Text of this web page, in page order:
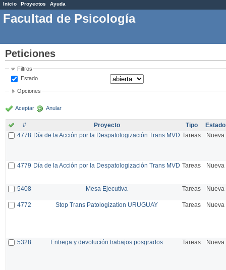
Inicio Proyectos Ayuda
Facultad de Psicología
Peticiones
Filtros
Estado
Opciones
Aceptar Anular
# Proyecto Tipo
Estado
4778 Día de la Acción por la Despatologización Trans MVD Tareas Nueva
4779 Día de la Acción por la Despatologización Trans MVD Tareas Nueva
5408 Mesa Ejecutiva Tareas Nueva
4772 Stop Trans Patologization URUGUAY Tareas Nueva
5328 Entrega y devolución trabajos posgrados Tareas Nueva